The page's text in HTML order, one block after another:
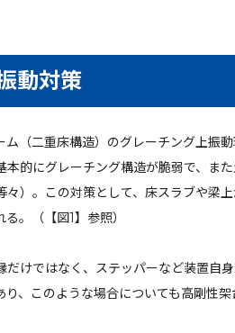
動対策
ム（二重床構造）のグレーチング上振
本的にグレーチング構造が脆弱で、ま
々）。この対策として、床スラブや梁
。（【図1】参照）
だけではなく、ステッパーなど装置自
り、このような場合についても高剛性架